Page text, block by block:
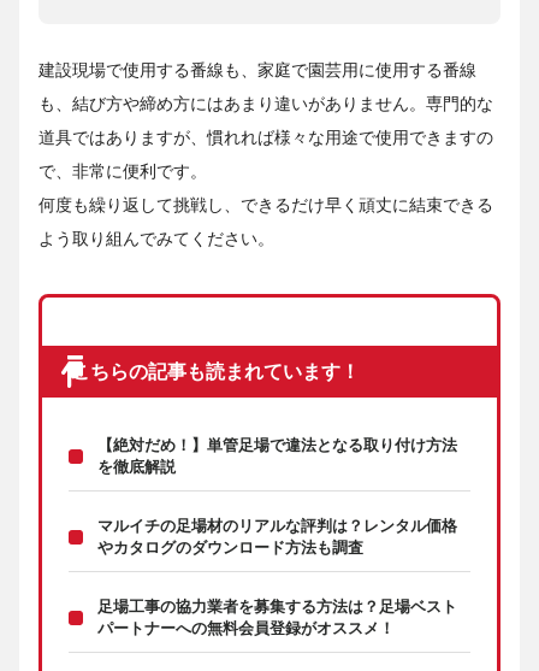
建設現場で使用する番線も、家庭で園芸用に使用する番線
も、結び方や締め方にはあまり違いがありません。専門的な
道具ではありますが、慣れれば様々な用途で使用できますの
で、非常に便利です。
何度も繰り返して挑戦し、できるだけ早く頑丈に結束できる
よう取り組んでみてください。
こちらの記事も読まれています！
【絶対だめ！】単管足場で違法となる取り付け方法
を徹底解説
マルイチの足場材のリアルな評判は？レンタル価格
やカタログのダウンロード方法も調査
足場工事の協力業者を募集する方法は？足場ベスト
パートナーへの無料会員登録がオススメ！